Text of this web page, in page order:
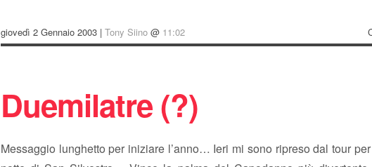
giovedì 2 Gennaio 2003 |Tony Siino @ 11:02
Duemilatre (?)
Messaggio lunghetto per iniziare l’anno… Ieri mi sono ripreso dal tour